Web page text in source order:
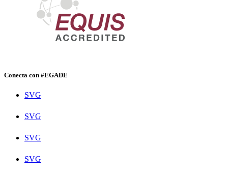
Conecta con #EGADE
SVG
SVG
SVG
SVG